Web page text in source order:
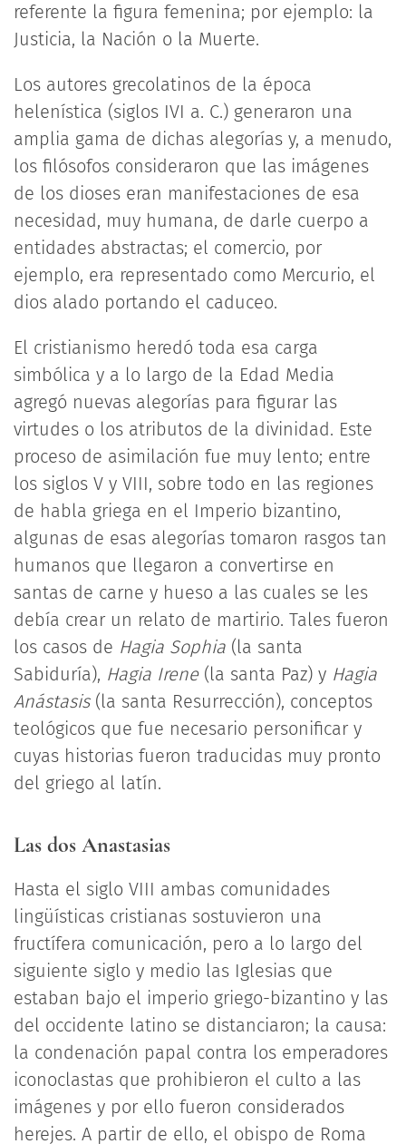
referente la figura femenina; por ejemplo: la
Justicia, la Nación o la Muerte.
Los autores grecolatinos de la época
helenística (siglos IVI a. C.) generaron una
amplia gama de dichas alegorías y, a menudo,
los filósofos consideraron que las imágenes
de los dioses eran manifestaciones de esa
necesidad, muy humana, de darle cuerpo a
entidades abstractas; el comercio, por
ejemplo, era representado como Mercurio, el
dios alado portando el caduceo.
El cristianismo heredó toda esa carga
simbólica y a lo largo de la Edad Media
agregó nuevas alegorías para figurar las
virtudes o los atributos de la divinidad. Este
proceso de asimilación fue muy lento; entre
los siglos V y VIII, sobre todo en las regiones
de habla griega en el Imperio bizantino,
algunas de esas alegorías tomaron rasgos tan
humanos que llegaron a convertirse en
santas de carne y hueso a las cuales se les
debía crear un relato de martirio. Tales fueron
los casos de Hagia Sophia (la santa
Sabiduría), Hagia Irene(la santa Paz) y Hagia
Anástasis (la santa Resurrección), conceptos
teológicos que fue necesario personificar y
cuyas historias fueron traducidas muy pronto
del griego al latín.
Las dos Anastasias
Hasta el siglo VIII ambas comunidades
lingüísticas cristianas sostuvieron una
fructífera comunicación, pero a lo largo del
siguiente siglo y medio las Iglesias que
estaban bajo el imperio griego-bizantino y las
del occidente latino se distanciaron; la causa:
la condenación papal contra los emperadores
iconoclastas que prohibieron el culto a las
imágenes y por ello fueron considerados
herejes. A partir de ello, el obispo de Roma